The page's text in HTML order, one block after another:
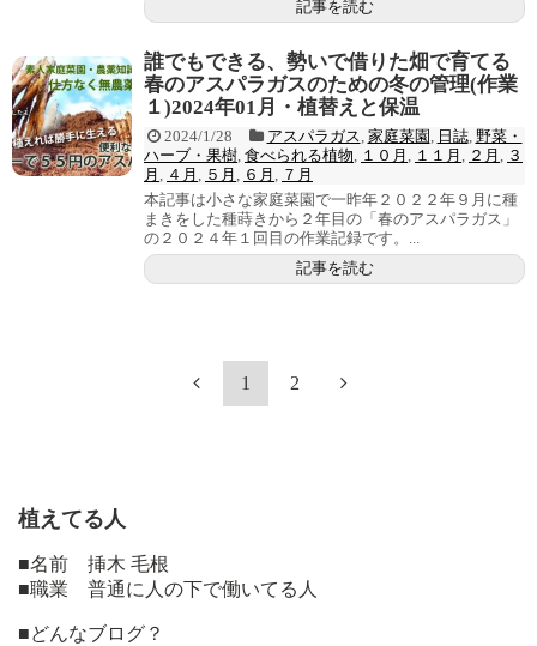
記事を読む
誰でもできる、勢いで借りた畑で育てる
春のアスパラガスのための冬の管理(作業
１)2024年01月・植替えと保温
2024/1/28 アスパラガス 家庭菜園 日誌, 野菜・
ハーブ・果樹 食べられる植物 １０月 １１月 ２月
３
月
４月 ５月 ６月
７月
本記事は小さな家庭菜園で一昨年２０２２年９月に種
まきをした種蒔きから２年目の「春のアスパラガス」
の２０２４年１回目の作業記録です。...
記事を読む
1 2
植えてる人
■名前 挿木 毛根
■職業 普通に人の下で働いてる人
■どんなブログ？